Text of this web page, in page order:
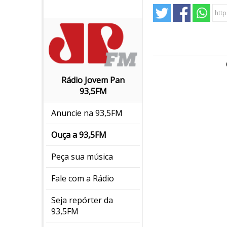
Rádio Jovem Pan
93,5FM
Anuncie na 93,5FM
Ouça a 93,5FM
Peça sua música
Fale com a Rádio
Seja repórter da
93,5FM